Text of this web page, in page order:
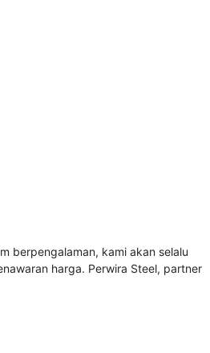
berpengalaman, kami akan selalu
harga. Perwira Steel, partner